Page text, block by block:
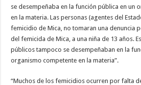
se desempeñaba en la función pública en un
en la materia. Las personas (agentes del
femicidio de Mica, no tomaran una denuncia
del femicida de Mica, a una niña de 13 años.
públicos tampoco se desempeñaban en la
organismo competente en la materia”.
“Muchos de los femicidios ocurren por falta